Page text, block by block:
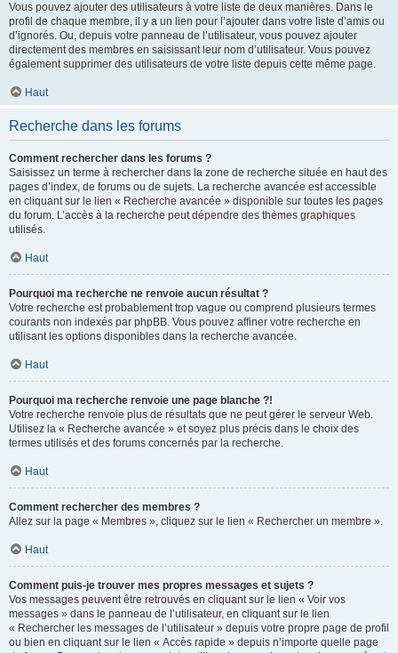
Vous pouvez ajouter des utilisateurs à votre liste de deux manières. Dans le
profil de chaque membre, il y a un lien pour l’ajouter dans votre liste d’amis ou
d’ignorés. Ou, depuis votre panneau de l’utilisateur, vous pouvez ajouter
directement des membres en saisissant leur nom d’utilisateur. Vous pouvez
également supprimer des utilisateurs de votre liste depuis cette même page.
Haut
Recherche dans les forums
Comment rechercher dans les forums ?
Saisissez un terme à rechercher dans la zone de recherche située en haut des
pages d’index, de forums ou de sujets. La recherche avancée est accessible
en cliquant sur le lien « Recherche avancée » disponible sur toutes les pages
du forum. L’accès à la recherche peut dépendre des thèmes graphiques
utilisés.
Haut
Pourquoi ma recherche ne renvoie aucun résultat ?
Votre recherche est probablement trop vague ou comprend plusieurs termes
courants non indexés par phpBB. Vous pouvez affiner votre recherche en
utilisant les options disponibles dans la recherche avancée.
Haut
Pourquoi ma recherche renvoie une page blanche ?!
Votre recherche renvoie plus de résultats que ne peut gérer le serveur Web.
Utilisez la « Recherche avancée » et soyez plus précis dans le choix des
termes utilisés et des forums concernés par la recherche.
Haut
Comment rechercher des membres ?
Allez sur la page « Membres », cliquez sur le lien « Rechercher un membre ».
Haut
Comment puis-je trouver mes propres messages et sujets ?
Vos messages peuvent être retrouvés en cliquant sur le lien « Voir vos
messages » dans le panneau de l’utilisateur, en cliquant sur le lien
« Rechercher les messages de l’utilisateur » depuis votre propre page de profil
ou bien en cliquant sur le lien « Accès rapide » depuis n’importe quelle page